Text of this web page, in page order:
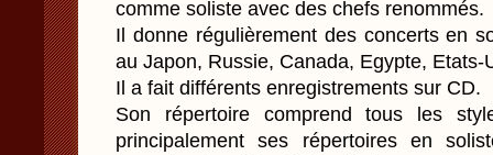
comme soliste avec des chefs renommés.
Il donne régulièrement des concerts en
au Japon, Russie, Canada, Egypte,
Il a fait différents enregistrements sur CD.
Son répertoire comprend tous les
principalement ses répertoires en